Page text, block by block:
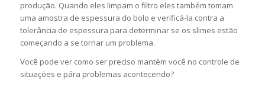
produção. Quando eles limpam o filtro eles também tomam
uma amostra de espessura do bolo e verificá-la contra a
tolerância de espessura para determinar se os slimes estão
começando a se tornar um problema.
Você pode ver como ser preciso mantém você no controle de
situações e pára problemas acontecendo?